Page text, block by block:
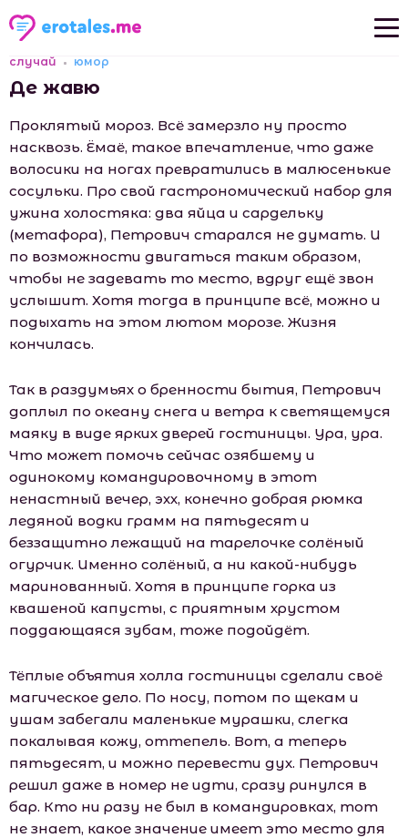
Новые рассказы
случай юмор
Де жавю
Проклятый мороз. Всё замерзло ну просто
насквозь. Ёмаё, такое впечатление, что даже
волосики на ногах превратились в малюсенькие
сосульки. Про свой гастрономический набор для
ужина холостяка: два яйца и сардельку
(метафора), Петрович старался не думать. И
по возможности двигаться таким образом,
чтобы не задевать то место, вдруг ещё звон
услышит. Хотя тогда в принципе всё, можно и
подыхать на этом лютом морозе. Жизня
кончилась.
Так в раздумьях о бренности бытия, Петрович
доплыл по океану снега и ветра к светящемуся
маяку в виде ярких дверей гостиницы. Ура, ура.
Что может помочь сейчас озябшему и
одинокому командировочному в этот
ненастный вечер, эхх, конечно добрая рюмка
ледяной водки грамм на пятьдесят и
беззащитно лежащий на тарелочке солёный
огурчик. Именно солёный, а ни какой-нибудь
маринованный. Хотя в принципе горка из
квашеной капусты, с приятным хрустом
поддающаяся зубам, тоже подойдёт.
Тёплые объятия холла гостиницы сделали своё
магическое дело. По носу, потом по щекам и
ушам забегали маленькие мурашки, слегка
покалывая кожу, оттепель. Вот, а теперь
пятьдесят, и можно перевести дух. Петрович
решил даже в номер не идти, сразу ринулся в
бар. Кто ни разу не был в командировках, тот
не знает, какое значение имеет это место для